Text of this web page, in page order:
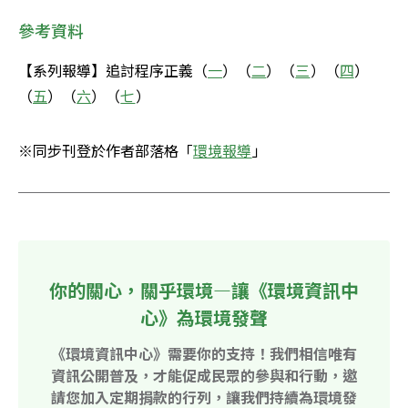
參考資料
【系列報導】追討程序正義（一）（二）（三）（四）
（五）（六）（七）
※同步刊登於作者部落格「環境報導 」
你的關心，關乎環境—讓《環境資訊中
心》為環境發聲
《環境資訊中心》需要你的支持！我們相信唯有
資訊公開普及，才能促成民眾的參與和行動，邀
請您加入定期捐款的行列，讓我們持續為環境發